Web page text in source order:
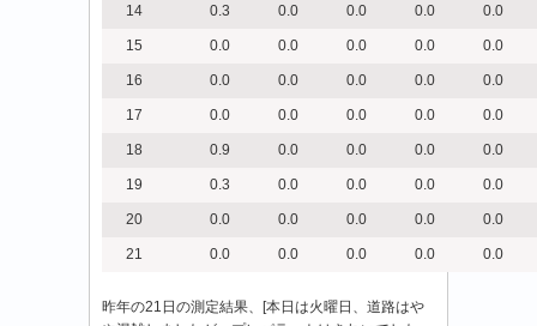
14 0.3 0.0 0.0 0.0 0.0
15 0.0 0.0 0.0 0.0 0.0
16 0.0 0.0 0.0 0.0 0.0
17 0.0 0.0 0.0 0.0 0.0
18 0.9 0.0 0.0 0.0 0.0
19 0.3 0.0 0.0 0.0 0.0
20 0.0 0.0 0.0 0.0 0.0
21 0.0 0.0 0.0 0.0 0.0
昨年の21日の測定結果、[本日は火曜日、道路はや